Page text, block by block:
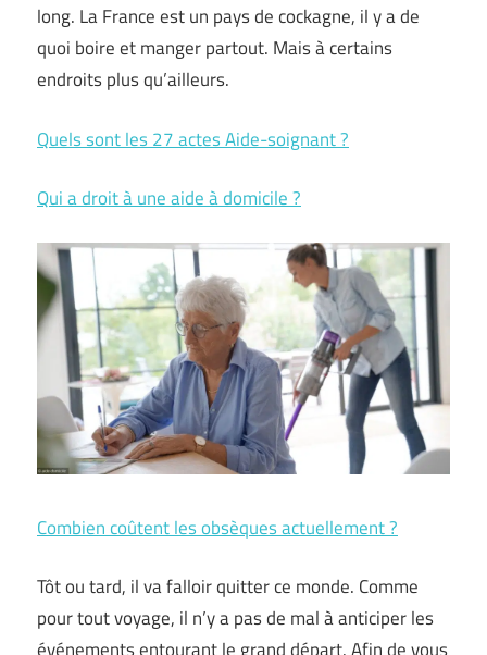
long. La France est un pays de cockagne, il y a de
quoi boire et manger partout. Mais à certains
endroits plus qu’ailleurs.
Quels sont les 27 actes Aide-soignant ?
Qui a droit à une aide à domicile ?
Combien coûtent les obsèques actuellement ?
Tôt ou tard, il va falloir quitter ce monde. Comme
pour tout voyage, il n’y a pas de mal à anticiper les